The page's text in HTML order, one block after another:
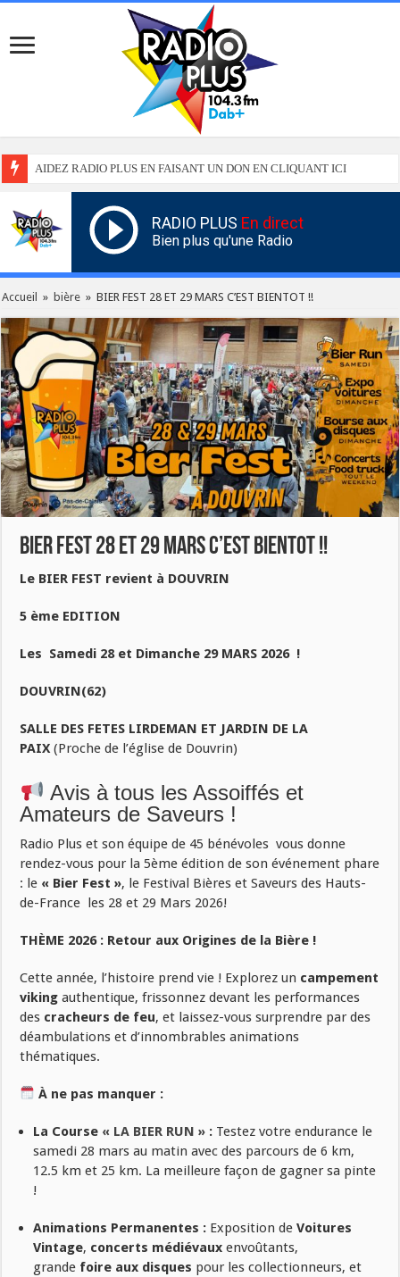
AIDEZ RADIO PLUS EN FAISANT UN DON EN CLIQUANT ICI
RADIO PLUS En direct
Bien plus qu'une Radio
Accueil » bière » BIER FEST 28 ET 29 MARS C’EST BIENTOT !!
BIER FEST 28 ET 29 MARS C’EST BIENTOT !!
Le BIER FEST revient à DOUVRIN
5 ème EDITION
Les Samedi 28 et Dimanche 29 MARS 2026 !
DOUVRIN(62)
SALLE DES FETES LIRDEMAN ET JARDIN DE LA
PAIX(Proche de l’église de Douvrin)
Avis à tous les Assoiffés et
Amateurs de Saveurs !
Radio Plus et son équipe de 45 bénévoles vous donne
rendez-vous pour la 5ème édition de son événement phare
: le « Bier Fest », le Festival Bières et Saveurs des Hauts-
de-France les 28 et 29 Mars 2026!
THÈME 2026 : Retour aux Origines de la Bière !
Cette année, l’histoire prend vie ! Explorez un campement
viking authentique, frissonnez devant les performances
des cracheurs de feu, et laissez-vous surprendre par des
déambulations et d’innombrables animations
thématiques.
À ne pas manquer :
La Course « LA BIER RUN » : Testez votre endurance le
samedi 28 mars au matin avec des parcours de 6 km,
12.5 km et 25 km. La meilleure façon de gagner sa pinte
!
Animations Permanentes : Exposition deVoitures
Vintage, concerts médiévaux envoûtants,
grande foire aux disques pour les collectionneurs, et